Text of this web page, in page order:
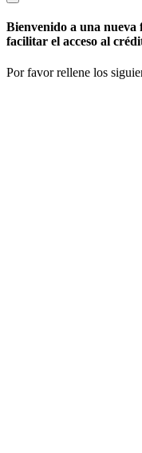
Bienvenido a una nueva
facilitar el acceso al
Por favor rellene los